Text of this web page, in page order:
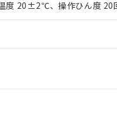
度 20±2℃、操作ひん度
業取扱商品の当社在庫状況
実際の在庫および標準価格
はお客様のお取引先、また
フェニル類(PBB) 1000ppm以下、
に対する適用除外項目は除く。
超える意図的な使用がないことを確
の基準値を超えている
カドミウム) : 100ppm、
ビフェニル類) : 1000ppm、
タル酸ジイソブチル) : 1000ppm、
、外国為替および外国貿易
する場合は、日本国政府の
は、完全に破砕するなど
サイル、化学兵器、生物兵
売する場合は、上記1、2お
あり